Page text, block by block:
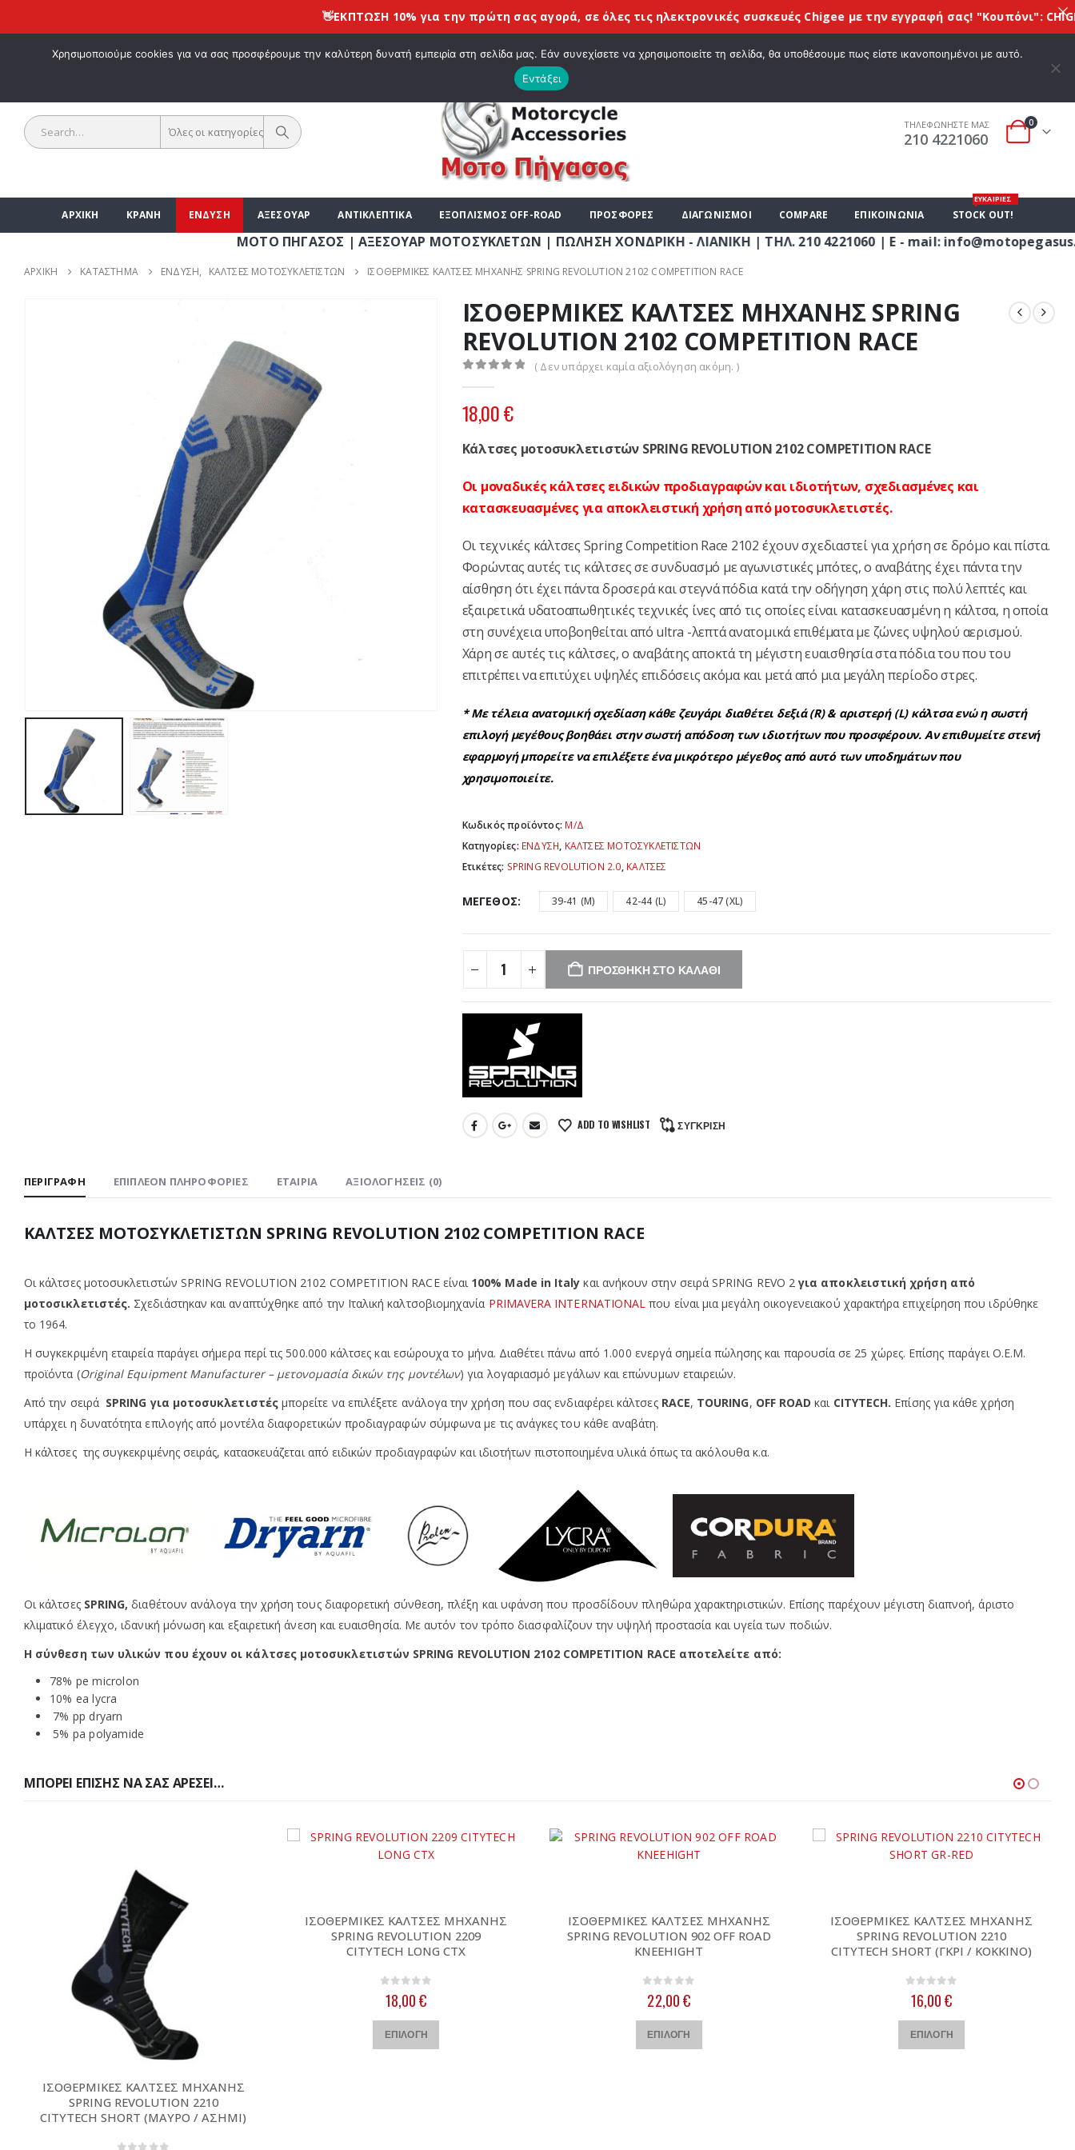
ΚΑΛΩΣ ΗΡΘΑΤΕ ΣΤΟ E-SHOP ΜΟΤΟ ΠΗΓΑΣΟΣ ! | ΣΧΕΤΙΚΆ ΜΕ ΕΜΆΣ BLOG ΛΊΣΤΑ ΕΠΙΘΥΜΙΏΝ Ο ΛΟΓΑΡΙΑΣΜΌΣ ΜΟΥ ΚΑΛΆΘΙ ΑΓΟΡΏΝ ΣΎΝΔΕΣΗ
Όλες οι κατηγορίες ΤΗΛΕΦΩΝΗΣΤΕ ΜΑΣ
210 4221060
0
ΑΡΧΙΚΗ ΚΡΑΝΗ ΕΝΔΥΣΗ ΑΞΕΣΟΥΑΡ ΑΝΤΙΚΛΕΠΤΙΚΑ ΕΞΟΠΛΙΣΜΟΣ OFF-ROAD ΠΡΟΣΦΟΡΕΣ ΔΙΑΓΩΝΙΣΜΟΙ COMPARE ΕΠΙΚΟΙΝΩΝΊΑ STOCK OUT!
ΕΥΚΑΙΡΙΕΣ
ΜΟΤΟ ΠΗΓΑΣΟΣ | ΑΞΕΣΟΥΑΡ ΜΟΤΟΣΥΚΛΕΤΩΝ | ΠΩΛΗΣΗ ΧΟΝΔΡΙΚΗ - ΛΙΑΝΙΚΗ | ΤΗΛ. 210 4221060 | E - mail: info@motopegasus.com |
ΑΡΧΙΚΉ ΚΑΤΆΣΤΗΜΑ ΕΝΔΥΣΗ, ΚΑΛΤΣΕΣ ΜΟΤΟΣΥΚΛΕΤΙΣΤΩΝ ΙΣΟΘΕΡΜΙΚΕΣ ΚΑΛΤΣΕΣ ΜΗΧΑΝΗΣ SPRING REVOLUTION 2102 COMPETITION RACE
ΙΣΟΘΕΡΜΙΚΕΣ ΚΑΛΤΣΕΣ ΜΗΧΑΝΗΣ SPRING
REVOLUTION 2102 COMPETITION RACE
( Δεν υπάρχει καμία αξιολόγηση ακόμη. )
18,00€
Κάλτσες μοτοσυκλετιστών SPRING REVOLUTION 2102 COMPETITION RACE
Οι μοναδικές κάλτσες ειδικών προδιαγραφών και ιδιοτήτων, σχεδιασμένες και
κατασκευασμένες για αποκλειστική χρήση από μοτοσυκλετιστές.
Οι τεχνικές κάλτσες Spring Competition Race 2102 έχουν σχεδιαστεί για χρήση σε δρόμο και πίστα.
Φορώντας αυτές τις κάλτσες σε συνδυασμό με αγωνιστικές μπότες, ο αναβάτης έχει πάντα την
αίσθηση ότι έχει πάντα δροσερά και στεγνά πόδια κατά την οδήγηση χάρη στις πολύ λεπτές και
εξαιρετικά υδατοαπωθητικές τεχνικές ίνες από τις οποίες είναι κατασκευασμένη η κάλτσα, η οποία
στη συνέχεια υποβοηθείται από ultra -λεπτά ανατομικά επιθέματα με ζώνες υψηλού αερισμού.
Χάρη σε αυτές τις κάλτσες, ο αναβάτης αποκτά τη μέγιστη ευαισθησία στα πόδια του που του
επιτρέπει να επιτύχει υψηλές επιδόσεις ακόμα και μετά από μια μεγάλη περίοδο στρες.
* Με τέλεια ανατομική σχεδίαση κάθε ζευγάρι διαθέτει δεξιά (R) & αριστερή (L) κάλτσα ενώ η σωστή
επιλογή μεγέθους βοηθάει στην σωστή απόδοση των ιδιοτήτων που προσφέρουν. Αν επιθυμείτε στενή
εφαρμογή μπορείτε να επιλέξετε ένα μικρότερο μέγεθος από αυτό των υποδημάτων που
χρησιμοποιείτε.
Κωδικός προϊόντος: Μ/Δ
Κατηγορίες: ΕΝΔΥΣΗ, ΚΑΛΤΣΕΣ ΜΟΤΟΣΥΚΛΕΤΙΣΤΩΝ
Ετικέτες: SPRING REVOLUTION 2.0, ΚΑΛΤΣΕΣ
ΜΈΓΕΘΟΣ 39-41 (M) 42-44 (L) 45-47 (XL)
ΠΡΟΣΘΉΚΗ ΣΤΟ ΚΑΛΆΘΙ
ADD TO WISHLIST ΣΎΓΚΡΙΣΗ
ΠΕΡΙΓΡΑΦΉ ΕΠΙΠΛΈΟΝ ΠΛΗΡΟΦΟΡΊΕΣ ΕΤΑΙΡΊΑ ΑΞΙΟΛΟΓΉΣΕΙΣ (0)
ΚΑΛΤΣΕΣ ΜΟΤΟΣΥΚΛΕΤΙΣΤΩΝ SPRING REVOLUTION 2102 COMPETITION RACE
Οι κάλτσες μοτοσυκλετιστών SPRING REVOLUTION 2102 COMPETITION RACE είναι 100% Made in Italy και ανήκουν στην σειρά SPRING REVO 2για αποκλειστική χρήση από
μοτοσικλετιστές. Σχεδιάστηκαν και αναπτύχθηκε από την Ιταλική καλτσοβιομηχανία PRIMAVERA INTERNATIONAL που είναι μια μεγάλη οικογενειακού χαρακτήρα επιχείρηση που ιδρύθηκε
το 1964.
Η συγκεκριμένη εταιρεία παράγει σήμερα περί τις 500.000 κάλτσες και εσώρουχα το μήνα. Διαθέτει πάνω από 1.000 ενεργά σημεία πώλησης και παρουσία σε 25 χώρες. Επίσης παράγει Ο.Ε.Μ.
προϊόντα (Original Equipment Manufacturer – μετονομασία δικών της μοντέλων) για λογαριασμό μεγάλων και επώνυμων εταιρειών.
Από την σειρά SPRING για μοτοσυκλετιστέςμπορείτε να επιλέξετε ανάλογα την χρήση που σας ενδιαφέρει κάλτσες RACE, TOURING, OFF ROAD και CITYTECH. Επίσης για κάθε χρήση
υπάρχει η δυνατότητα επιλογής από μοντέλα διαφορετικών προδιαγραφών σύμφωνα με τις ανάγκες του κάθε αναβάτη.
Η κάλτσες της συγκεκριμένης σειράς, κατασκευάζεται από ειδικών προδιαγραφών και ιδιοτήτων πιστοποιημένα υλικά όπως τα ακόλουθα κ.α.
Οι κάλτσες SPRING, διαθέτουν ανάλογα την χρήση τους διαφορετική σύνθεση, πλέξη και υφάνση που προσδίδουν πληθώρα χαρακτηριστικών. Επίσης παρέχουν μέγιστη διαπνοή, άριστο
κλιματικό έλεγχο, ιδανική μόνωση και εξαιρετική άνεση και ευαισθησία. Με αυτόν τον τρόπο διασφαλίζουν την υψηλή προστασία και υγεία των ποδιών.
Η σύνθεση των υλικών που έχουν οι κάλτσες μοτοσυκλετιστών SPRING REVOLUTION 2102 COMPETITION RACE αποτελείτε από:
78% pe microlon
10% ea lycra
7% pp dryarn
5% pa polyamide
ΜΠΟΡΕΊ ΕΠΊΣΗΣ ΝΑ ΣΑΣ ΑΡΈΣΕΙ…
ΙΣΟΘΕΡΜΙΚΕΣ ΚΑΛΤΣΕΣ ΜΗΧΑΝΗΣ
SPRING REVOLUTION 2210
CITYTECH SHORT (ΜΑΥΡΟ / ΑΣΗΜΙ)
ΙΣΟΘΕΡΜΙΚΕΣ ΚΑΛΤΣΕΣ ΜΗΧΑΝΗΣ
SPRING REVOLUTION 2209
CITYTECH LONG CTX
18,00€
ΕΠΙΛΟΓΉ
Αυτό το προϊόν έχει πολλαπλές παραλλαγές. Οι επιλογές μπορούν να επιλεγούν στη σελίδα του προϊόντος
ΙΣΟΘΕΡΜΙΚΕΣ ΚΑΛΤΣΕΣ ΜΗΧΑΝΗΣ
SPRING REVOLUTION 902 OFF ROAD
KNEEHIGHT
22,00€
ΕΠΙΛΟΓΉ
Αυτό το προϊόν έχει πολλαπλές παραλλαγές. Οι επιλογές μπορούν να επιλεγούν στη σελίδα του προϊόντος
ΙΣΟΘΕΡΜΙΚΕΣ ΚΑΛΤΣΕΣ ΜΗΧΑΝΗΣ
SPRING REVOLUTION 2210
CITYTECH SHORT (ΓΚΡΙ / ΚΟΚΚΙΝΟ)
16,00€
ΕΠΙΛΟΓΉ
Αυτό το προϊόν έχει πολλαπλές παραλλαγές. Οι επιλογές μπορούν να επιλεγούν στη σελίδα του προϊόντος
ΕΚΠΤΩΣΗ 10% για την πρώτη σας αγορά, σε όλες τιςηλεκτρονικές συσκευές Chigeeμε την εγγραφή σας! "Kουπόνι": CHIGEE10
Χρησιμοποιούμε cookies για να σας προσφέρουμε την καλύτερη δυνατή εμπειρία στη σελίδα μας. Εάν συνεχίσετε να χρησιμοποιείτε τη σελίδα, θα υποθέσουμε πως είστε ικανοποιημένοι με αυτό.
Εντάξει